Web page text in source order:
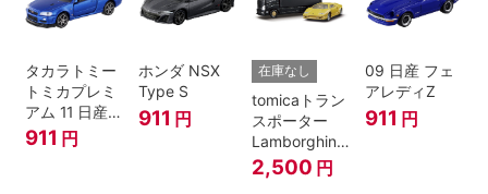
タカラトミー
トミカプレミ
アム 11 日産
スカイライン
GT-R V-
911 円
ホンダ NSX
Type S
911 円
在庫なし
tomicaトラン
スポーター
Lamborghini
Countach
25th
2,500 円
09 日産 フェ
アレディZ
911 円